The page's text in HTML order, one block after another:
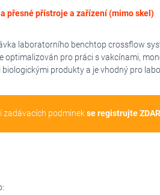
přesné přístroje a zařízení (mimo skel)
laboratorního benchtop crossflow
optimalizován pro práci s vakcínami,
produkty a je vhodný pro
zadávacích podmínekse registrujte